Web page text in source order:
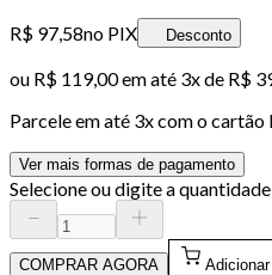
R$ 97,58no PIX Desconto
ou R$ 119,00em até 3x de R$
Parcele em até 3x com o cartão
Ver mais formas de pagamento
Selecione ou digite a
COMPRAR AGORA